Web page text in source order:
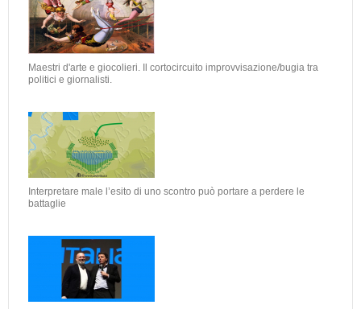
Maestri d'arte e giocolieri. Il cortocircuito improvvisazione/bugia tra
politici e giornalisti.
Interpretare male l’esito di uno scontro può portare a perdere le
battaglie